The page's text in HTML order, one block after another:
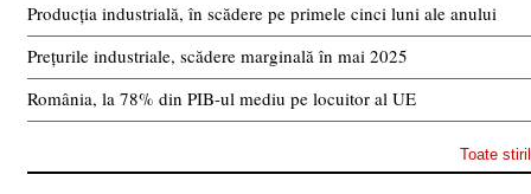
Producția industrială, în scădere pe primele cinci luni ale anului
Prețurile industriale, scădere marginală în mai 2025
România, la 78% din PIB-ul mediu pe locuitor al UE
Toate